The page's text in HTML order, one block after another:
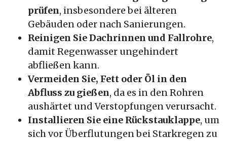
prüfen, insbesondere bei älteren
Gebäuden oder nach Sanierungen.
Reinigen Sie Dachrinnen und Fallrohre,
damit Regenwasser ungehindert
abfließen kann.
Vermeiden Sie, Fett oder Öl in den
Abfluss zu gießen, da es in den Rohren
aushärtet und Verstopfungen verursacht.
Installieren Sie eine Rückstauklappe, um
sich vor Überflutungen bei Starkregen zu